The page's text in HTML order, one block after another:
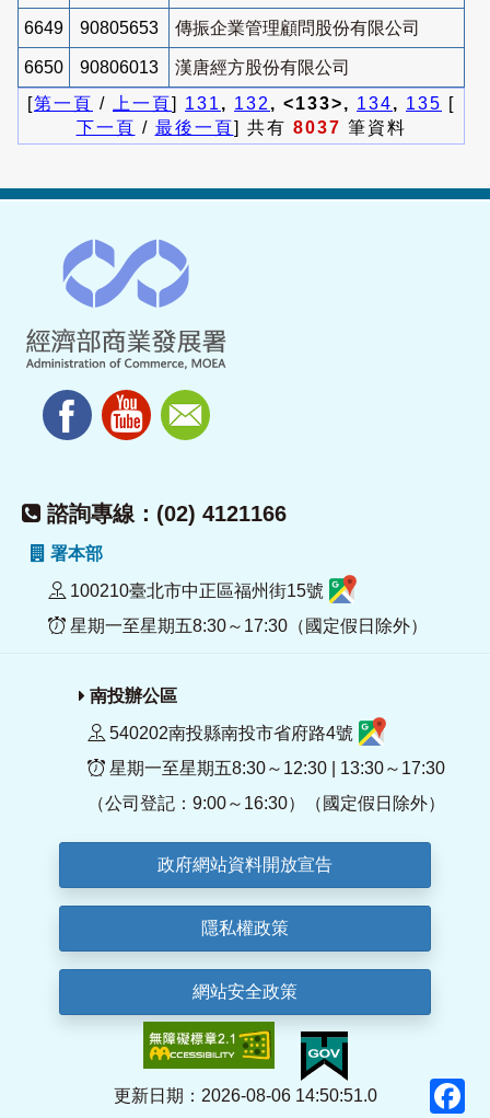
6649 90805653 傳振企業管理顧問股份有限公司
6650 90806013
漢唐經方股份有限公司
[第一頁 / 上一頁] 131 , 132 , <133>, 134, 135 [
下一頁 / 最後一頁] 共有 8037 筆資料
諮詢專線：(02) 4121166
署本部
100210臺北市中正區福州街15號
星期一至星期五8:30～17:30（國定假日除外）
南投辦公區
540202南投縣南投市省府路4號
星期一至星期五8:30～12:30 | 13:30～17:30
（公司登記：9:00～16:30）（國定假日除外）
政府網站資料開放宣告
隱私權政策
網站安全政策
更新日期：2026-08-06 14:50:51.0